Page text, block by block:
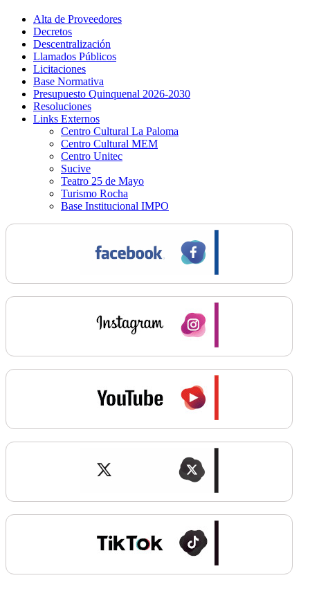
Alta de Proveedores
Decretos
Descentralización
Llamados Públicos
Licitaciones
Base Normativa
Presupuesto Quinquenal 2026-2030
Resoluciones
Links Externos
Centro Cultural La Paloma
Centro Cultural MEM
Centro Unitec
Sucive
Teatro 25 de Mayo
Turismo Rocha
Base Institucional IMPO